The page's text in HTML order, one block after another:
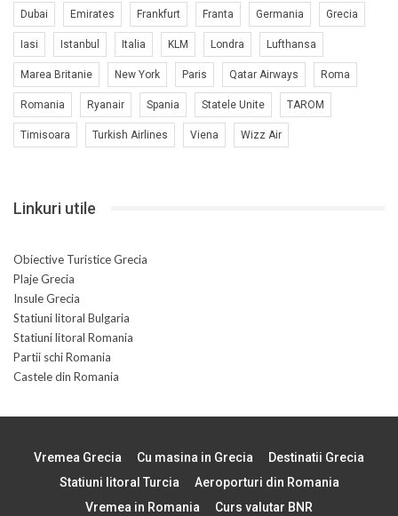
Dubai Emirates Frankfurt Franta Germania Grecia
Iasi Istanbul Italia KLM Londra Lufthansa
Marea Britanie New York Paris Qatar Airways Roma
Romania Ryanair Spania Statele Unite TAROM
Timisoara Turkish Airlines Viena Wizz Air
Linkuri utile
Obiective Turistice Grecia
Plaje Grecia
Insule Grecia
Statiuni litoral Bulgaria
Statiuni litoral Romania
Partii schi Romania
Castele din Romania
Vremea Grecia Cu masina in Grecia
Destinatii Grecia
Statiuni litoral Turcia
Aeroporturi din Romania
Vremea in Romania
Curs valutar BNR